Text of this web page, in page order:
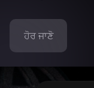
ਹੋਰ ਜਾਣੋ